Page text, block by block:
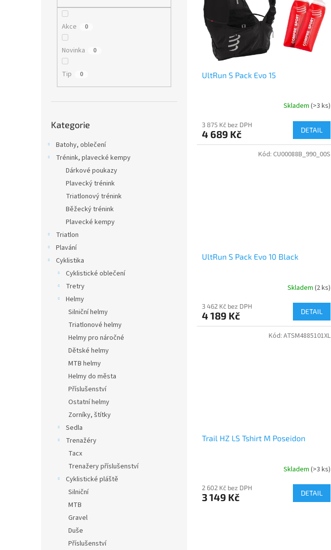
Akce 0
Novinka 0
Tip 0
kategorie
Kategorie
Batohy, oblečení
Trénink, plavecké kempy
Dárkové poukazy
Plavecký trénink
Triatlonový trénink
Běžecký trénink
Plavecké kempy
Triatlon
Plavání
Cyklistika
Cyklistické oblečení
Tretry
Helmy
Silniční helmy
Triatlonové helmy
Helmy pro náročné
Dětské helmy
MTB helmy
Helmy do města
Příslušenství
Ostatní helmy
Zorníky, štítky
Sedla
Trenažéry
Tacx
Trenažery příslušenství
Cyklistické pláště
Silniční
MTB
Gravel
Duše
Příslušenství
UltRun S Pack Evo 15
Skladem (>3 ks)
3 875 Kč bez DPH
4 689 Kč DETAIL
UltRun S Pack Evo 10 Black
Skladem (2 ks)
3 462 Kč bez DPH
4 189 Kč DETAIL
Kód: CU00088B_990_00S
Trail HZ LS Tshirt M Poseidon
Skladem (>3 ks)
2 602 Kč bez DPH
3 149 Kč DETAIL
Kód: ATSM4885101XL